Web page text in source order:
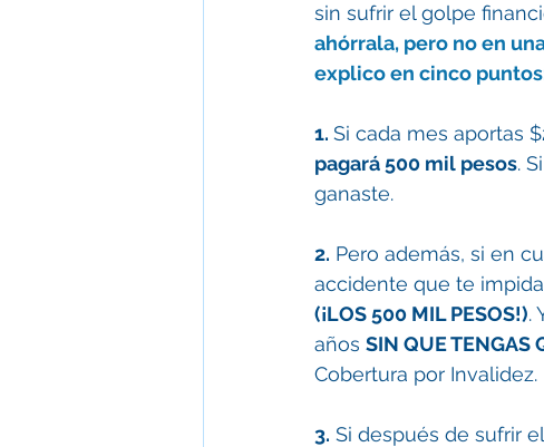
sin sufrir el golpe
ahórrala, pero no en
explico en cinco
1. Si cada mes aportas
pagará 500 mil pesos.
ganaste.
2. Pero además, si en
accidente que te
(¡LOS 500 MIL PESOS!).
años SIN QUE TENGAS
Cobertura por Invalidez.
3. Si después de sufrir